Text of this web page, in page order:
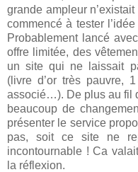
grande ampleur
commencé à tester
Probablement lancé
offre limitée, des
un site qui ne laissait
(livre d’or très pauvre,
associé…). De plus au fil
beaucoup de
présenter le service
pas, soit ce site ne
incontournable ! Ca
la réflexion.